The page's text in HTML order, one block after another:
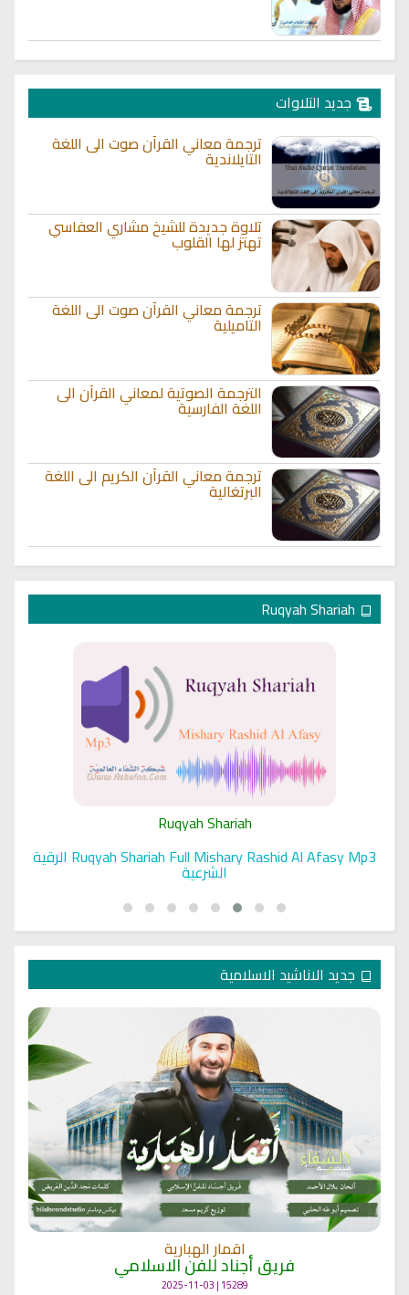
جديد التلاوات
ترجمة معاني القرآن صوت الى اللغة
التايلاندية
تلاوة جديدة للشيخ مشاري العفاسي
تهتز لها القلوب
ترجمة معاني القرآن صوت الى اللغة
التاميلية
الترجمة الصوتية لمعاني القرآن الى
اللغة الفارسية
ترجمة معاني القرآن الكريم الى اللغة
البرتغالية
Ruqyah Shariah
Ruqyah Shariah Full Mishary Rashid Al Afasy Mp3 الرقية
الشرعية
جديد الاناشيد الاسلامية
اقمار الهبارية
فريق أجناد للفن الاسلامي
15289 | 2025-11-03